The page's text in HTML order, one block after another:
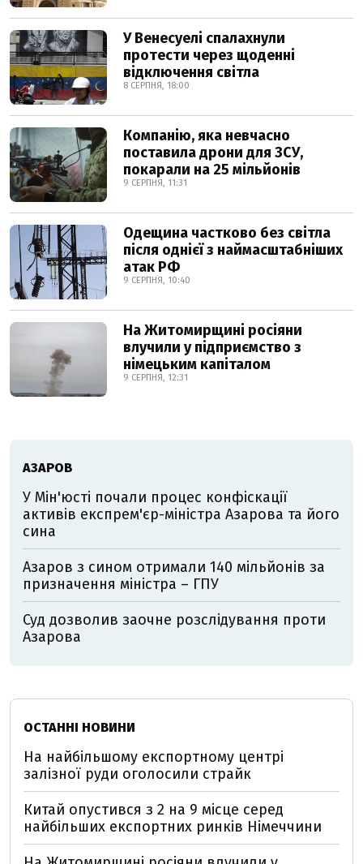
У Венесуелі спалахнули
протести через щоденні
відключення світла
8 СЕРПНЯ, 18:00
Компанію, яка невчасно
поставила дрони для ЗСУ,
покарали на 25 мільйонів
9 СЕРПНЯ, 11:31
Одещина частково без світла
після однієї з наймасштабніших
атак РФ
9 СЕРПНЯ, 10:40
На Житомирщині росіяни
влучили у підприємство з
німецьким капіталом
9 СЕРПНЯ, 12:31
АЗАРОВ
У Мін'юсті почали процес конфіскації
активів експрем'єр-міністра Азарова та його
сина
Азаров з сином отримали 140 мільйонів за
призначення міністра – ГПУ
Суд дозволив заочне розслідування проти
Азарова
ОСТАННІ НОВИНИ
На найбільшому експортному центрі
залізної руди оголосили страйк
Китай опустився з 2 на 9 місце серед
найбільших експортних ринків Німеччини